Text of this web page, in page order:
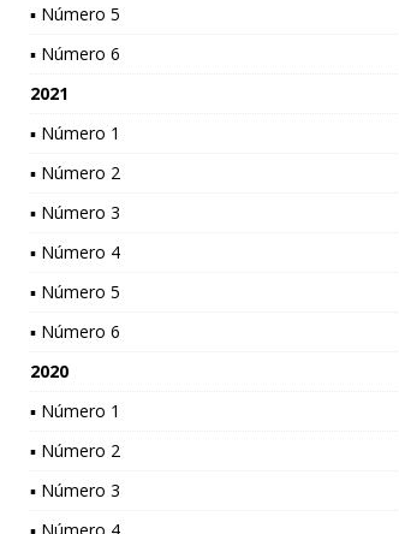
▪ Número 5
▪ Número 6
2021
▪ Número 1
▪ Número 2
▪ Número 3
▪ Número 4
▪ Número 5
▪ Número 6
2020
▪ Número 1
▪ Número 2
▪ Número 3